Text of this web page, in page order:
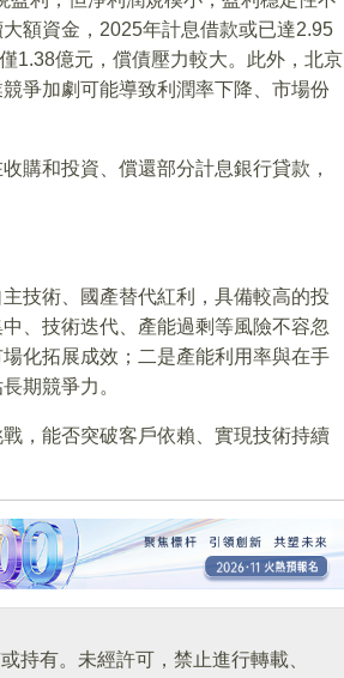
額資金，2025年計息借款或已達2.95
1.38億元，償債壓力較大。此外，北京
爭加劇可能導致利潤率下降、市場份
購和投資、償還部分計息銀行貸款，
技術、國產替代紅利，具備較高的投
、技術迭代、產能過剩等風險不容忽
化拓展成效；二是產能利用率與在手
期競爭力。
，能否突破客戶依賴、實現技術持續
持有。未經許可，禁止進行轉載、